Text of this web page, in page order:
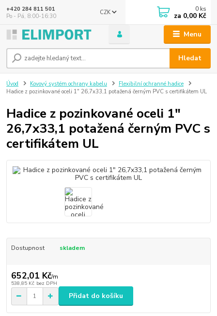
Menu
CZK
Hledat
+420 284 811 501
Po - Pá, 8:00-16:30
0 ks
za 0,00 Kč
Úvod Kovový systém ochrany kabelu
Flexibilní ochranné hadice
Hadice z pozinkované oceli 1" 26,7x33,1 potažená černým PVC s certifikátem UL
Hadice z pozinkované oceli 1"
26,7x33,1 potažená černým PVC s
certifikátem UL
Dostupnost skladem
652,01 Kč/m
538,85 Kč bez DPH
Přidat do košíku